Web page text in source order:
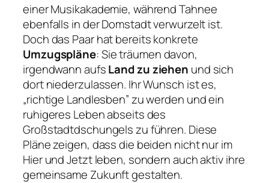
einer Musikakademie, während Tahnee
ebenfalls in der Domstadt verwurzelt ist.
Doch das Paar hat bereits konkrete
Umzugspläne: Sie träumen davon,
irgendwann aufsLand zu ziehen und sich
dort niederzulassen. Ihr Wunsch ist es,
„richtige Landlesben” zu werden und ein
ruhigeres Leben abseits des
Großstadtdschungels zu führen. Diese
Pläne zeigen, dass die beiden nicht nur im
Hier und Jetzt leben, sondern auch aktiv ihre
gemeinsame Zukunft gestalten.